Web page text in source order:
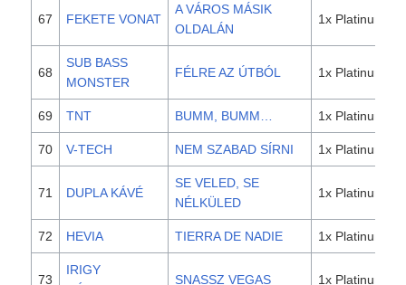
67 FEKETE VONAT
A VÁROS MÁSIK
OLDALÁN
1x Platinum
68
SUB BASS
MONSTER
FÉLRE AZ ÚTBÓL 1x Platinum
69 TNT BUMM, BUMM… 1x Platinum
70 V-TECH NEM SZABAD SÍRNI 1x Platinum
71 DUPLA KÁVÉ
SE VELED, SE
NÉLKÜLED
1x Platinum
72 HEVIA TIERRA DE NADIE 1x Platinum
73
IRIGY
SNASSZ VEGAS 1x Platinum